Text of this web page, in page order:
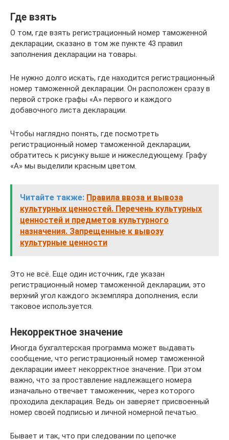
Где взять
О том, где взять регистрационный номер таможенной
декларации, сказано в том же пункте 43 правил
заполнения декларации на товары.
Не нужно долго искать, где находится регистрационный
номер таможенной декларации. Он расположен сразу в
первой строке графы «А» первого и каждого
добавочного листа декларации.
Чтобы наглядно понять, где посмотреть
регистрационный номер таможенной декларации,
обратитесь к рисунку выше и нижеследующему. Графу
«А» мы выделили красным цветом.
Читайте также: Правила ввоза и вывоза
культурных ценностей. Перечень культурных
ценностей и предметов культурного
назначения. Запрещенные к вывозу
культурные ценности
Это не всё. Еще один источник, где указан
регистрационный номер таможенной декларации, это
верхний угол каждого экземпляра дополнения, если
таковое используется.
Некорректное значение
Иногда бухгалтерская программа может выдавать
сообщение, что регистрационный номер таможенной
декларации имеет некорректное значение. При этом
важно, что за проставление надлежащего номера
изначально отвечает таможенник, через которого
проходила декларация. Ведь он заверяет присвоенный
номер своей подписью и личной номерной печатью.
Бывает и так, что при следовании по цепочке